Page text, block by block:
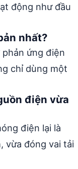
động như đầu
nhất?
ứng điện
chỉ dùng một
điện vừa
điện lại là
vừa đóng vai tải